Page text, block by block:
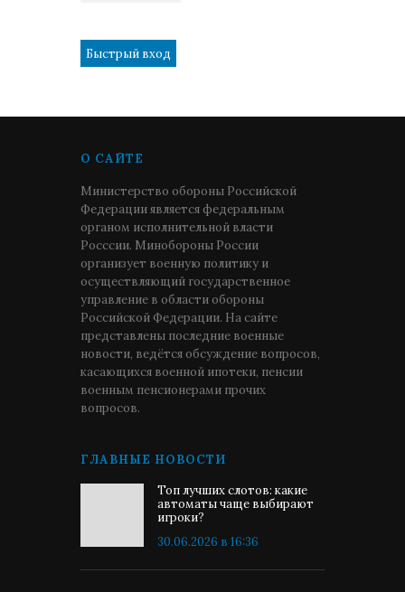
О САЙТЕ
Министерство обороны Российской
Федерации является федеральным
органом исполнительной власти
Росссии. Минобороны России
организует военную политику и
осуществляющий государственное
управление в области обороны
Российской Федерации. На сайте
представлены последние военные
новости, ведётся обсуждение вопросов,
касающихся военной ипотеки, пенсии
военным пенсионерами прочих
вопросов.
ГЛАВНЫЕ НОВОСТИ
Топ лучших слотов: какие
автоматы чаще выбирают
игроки?
30.06.2026 в 16:36